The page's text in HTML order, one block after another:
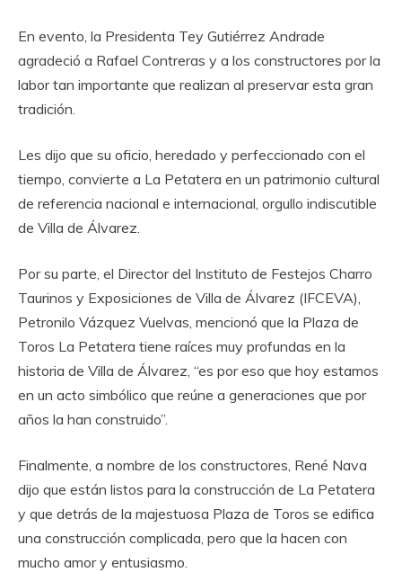
‎En evento, la Presidenta Tey Gutiérrez Andrade
agradeció a Rafael Contreras y a los constructores por la
labor tan importante que realizan al preservar esta gran
tradición.
‎Les dijo que su oficio, heredado y perfeccionado con el
tiempo, convierte a La Petatera en un patrimonio cultural
de referencia nacional e internacional, orgullo indiscutible
de Villa de Álvarez.
‎Por su parte, el Director del Instituto de Festejos Charro
Taurinos y Exposiciones de Villa de Álvarez (IFCEVA),
Petronilo Vázquez Vuelvas, mencionó que la Plaza de
Toros La Petatera tiene raíces muy profundas en la
historia de Villa de Álvarez, “es por eso que hoy estamos
en un acto simbólico que reúne a generaciones que por
años la han construido”.
‎Finalmente, a nombre de los constructores, René Nava
dijo que están listos para la construcción de La Petatera
y que detrás de la majestuosa Plaza de Toros se edifica
una construcción complicada, pero que la hacen con
mucho amor y entusiasmo. ‎